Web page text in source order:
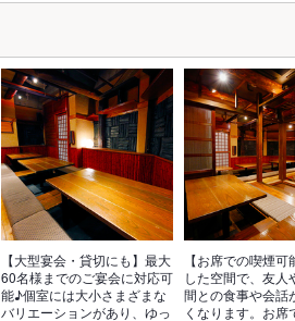
【大型宴会・貸切にも】最大
60名様までのご宴会に対応可
能♪個室には大小さまざまな
バリエーションがあり、ゆっ
【お席での喫煙
した空間で、友人
間との食事や会話
くなります。お席